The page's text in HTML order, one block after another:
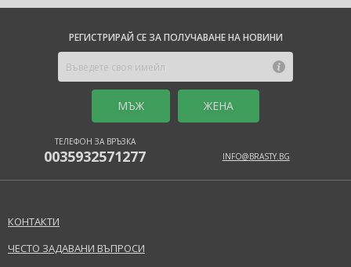
РЕГИСТРИРАЙ СЕ ЗА ПОЛУЧАВАНЕ НА НОВИНИ
MЪЖ ЖЕНА
ТЕЛЕФОН ЗА ВРЪЗКА
0035932571277 INFO@BRASTY.BG
КОНТАКТИ
ЧЕСТО ЗАДАВАНИ ВЪПРОСИ